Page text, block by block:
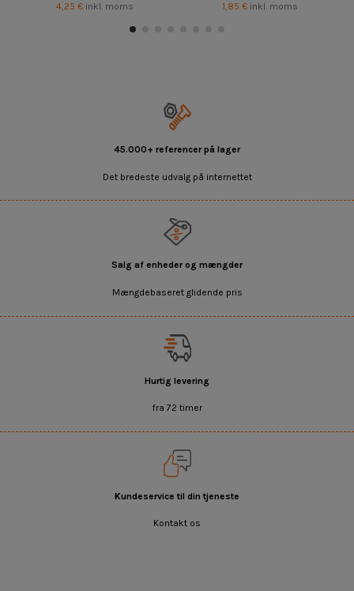
4,25 € inkl. moms
1,85 € inkl. moms
45.000+ referencer på lager
Det bredeste udvalg på internettet
Salg af enheder og mængder
Mængdebaseret glidende pris
Hurtig levering
fra 72 timer
Kundeservice til din tjeneste
Kontakt os